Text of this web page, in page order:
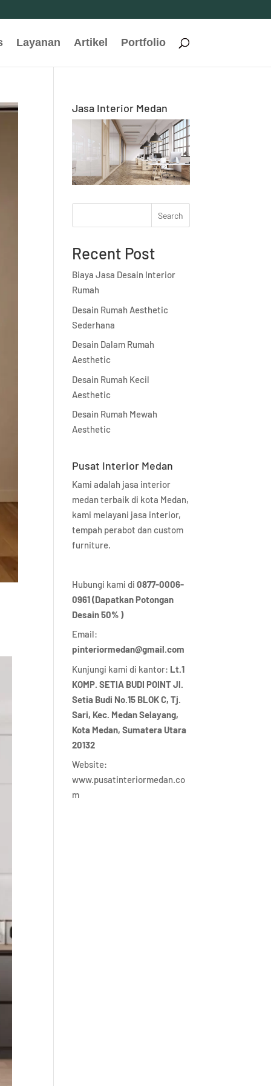
Layanan Artikel Portfolio
Jasa Interior Medan
Search
Recent Post
Biaya Jasa Desain Interior
Rumah
Desain Rumah Aesthetic
Sederhana
Desain Dalam Rumah
Aesthetic
Desain Rumah Kecil
Aesthetic
Desain Rumah Mewah
Aesthetic
Pusat Interior Medan
Kami adalah jasa interior
medan terbaik di kota Medan,
kami melayani jasa interior,
tempah perabot dan custom
furniture.
Hubungi kami di0877-0006-
0961 (Dapatkan Potongan
Desain 50% )
Email:
pinteriormedan@gmail.com
Kunjungi kami di kantor: Lt.1
KOMP. SETIA BUDI POINT Jl.
Setia Budi No.15 BLOK C, Tj.
Sari, Kec. Medan Selayang,
Kota Medan, Sumatera Utara
20132
Website:
www.pusatinteriormedan.co
m